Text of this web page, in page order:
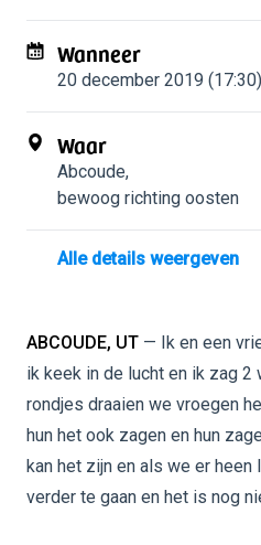
Wanneer
20 december 2019 (17:30)
Waar
Abcoude,
bewoog richting oosten
Alle details weergeven
ABCOUDE, UT — Ik en een
ik keek in de lucht en ik zag
rondjes draaien we vroegen
hun het ook zagen en hun
kan het zijn en als we er
verder te gaan en het is nog